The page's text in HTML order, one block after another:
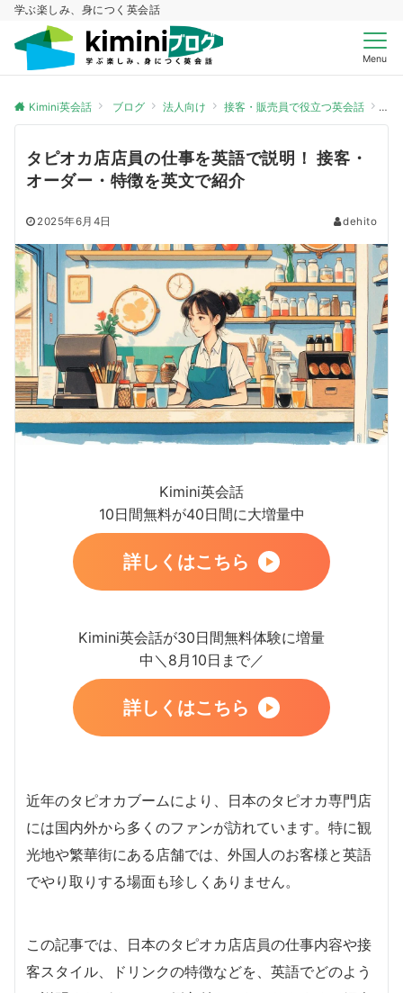
学ぶ楽しみ、身につく英会話
Menu
Kimini英会話 ブログ 法人向け 接客・販売員で役立つ英会話 タ
タピオカ店店員の仕事を英語で説明！ 接客・
オーダー・特徴を英文で紹介
2025年6月4日 dehito
Kimini英会話
10日間無料が40日間に大増量中
詳しくはこちら
Kimini英会話が30日間無料体験に増量
中＼8月10日まで／
詳しくはこちら
近年のタピオカブームにより、日本のタピオカ専門店
には国内外から多くのファンが訪れています。特に観
光地や繁華街にある店舗では、外国人のお客様と英語
でやり取りする場面も珍しくありません。
この記事では、日本のタピオカ店店員の仕事内容や接
客スタイル、ドリンクの特徴などを、英語でどのよう